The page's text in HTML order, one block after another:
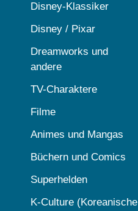
Disney-Klassiker
Disney / Pixar
Dreamworks und
andere
TV-Charaktere
Filme
Animes und Mangas
Büchern und Comics
Superhelden
K-Culture (Koreanische